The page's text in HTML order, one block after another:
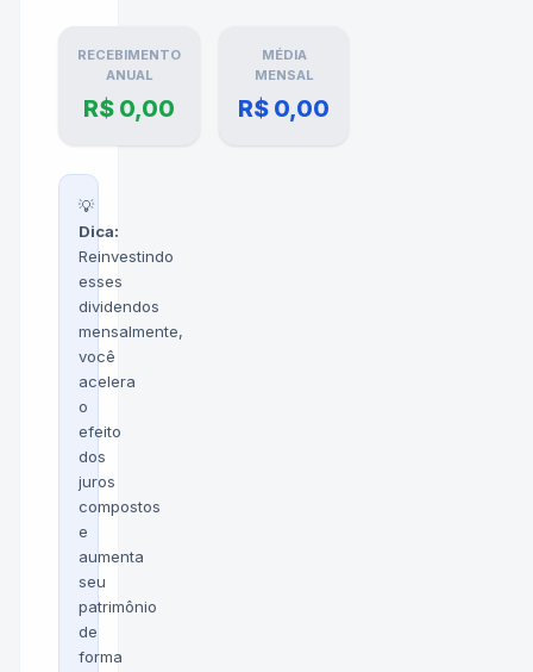
RECEBIMENTO
ANUAL
R$ 0,00
MÉDIA
MENSAL
R$ 0,00
💡
Dica:
Reinvestindo
esses
dividendos
mensalmente,
você
acelera
o
efeito
dos
juros
compostos
e
aumenta
seu
patrimônio
de
forma